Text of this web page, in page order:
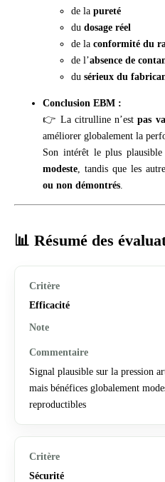
de la pureté
du dosage réel
de la conformité du
de l’absence de
du sérieux du
Conclusion EBM :
👉 La citrulline n’estpas
améliorer globalement la
Son intérêt le plus
modeste, tandis que les
ou non démontrés.
📊 Résumé des
Efficacité
Signal plausible sur la pression
mais bénéfices globalement
reproductibles
Sécurité